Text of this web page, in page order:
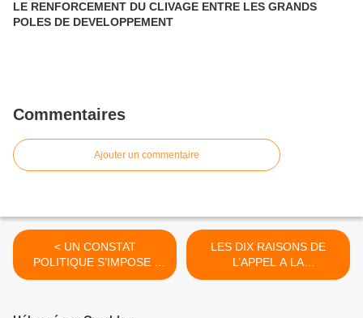
LE RENFORCEMENT DU CLIVAGE ENTRE LES GRANDS
POLES DE DEVELOPPEMENT
Commentaires
Ajouter un commentaire
< UN CONSTAT
POLITIQUE S’IMPOSE :
L’INCOMPREHENSION
LES DIX RAISONS DE
L’APPEL A LA
RESISTANCE >